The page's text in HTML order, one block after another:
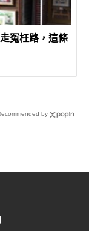
冤枉路，這條
by